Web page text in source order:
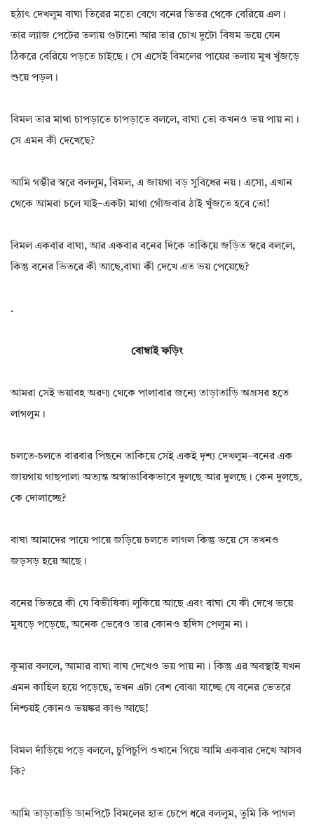
হঠাৎ দেখলুম বাঘা তিরের মতো বেগে বনের ভিতর থেকে বেরিয়ে এল।
তার ল্যাজ পেটের তলায় গুটানো আর তার চোখ দুটো বিষম ভয়ে যেন
ঠিকরে বেরিয়ে পড়তে চাইছে। সে এসেই বিমলের পায়ের তলায় মুখ খুঁজড়ে
শুয়ে পড়ল।
বিমল তার মাথা চাপড়াতে চাপড়াতে বললে, বাঘা তো কখনও ভয় পায় না।
সে এমন কী দেখেছে?
আমি গম্ভীর স্বরে বললুম, বিমল, এ জায়গা বড় সুবিধের নয়। এসো, এখান
থেকে আমরা চলে যাই–একটা মাথা গোঁজবার ঠাই খুঁজতে হবে তো!
বিমল একবার বাঘা, আর একবার বনের দিকে তাকিয়ে জড়িত স্বরে বললে,
কিন্তু বনের ভিতরে কী আছে,বাঘা কী দেখে এত ভয় পেয়েছে?
.
বোম্বাই ফড়িং
আমরা সেই ভয়াবহ অরণ্য থেকে পালাবার জন্যে তাড়াতাড়ি অগ্রসর হতে
লাগলুম।
চলতে-চলতে বারবার পিছনে তাকিয়ে সেই একই দৃশ্য দেখলুম–বনের এক
জায়গায় গাছপালা অত্যন্ত অস্বাভাবিকভাবে দুলছে আর দুলছে। কেন দুলছে,
কে দোলাচ্ছে?
বাঘা আমাদের পায়ে পায়ে জড়িয়ে চলতে লাগল কিন্তু ভয়ে সে তখনও
জড়সড় হয়ে আছে।
বনের ভিতরে কী যে বিভীষিকা লুকিয়ে আছে এবং বাঘা যে কী দেখে ভয়ে
মুষড়ে পড়েছে, অনেক ভেবেও তার কোনও হদিস পেলুম না।
কুমার বললে, আমার বাঘা বাঘ দেখেও ভয় পায় না। কিন্তু এর অবস্থাই যখন
এমন কাহিল হয়ে পড়েছে, তখন এটা বেশ বোঝা যাচ্ছে যে বনের ভেতরে
নিশ্চয়ই কোনও ভয়ঙ্কর কাণ্ড আছে!
বিমল দাঁড়িয়ে পড়ে বললে, চুপিচুপি ওখানে গিয়ে আমি একবার দেখে আসব
কি?
আমি তাড়াতাড়ি ডানপিটে বিমলের হাত চেপে ধরে বললুম, তুমি কি পাগল